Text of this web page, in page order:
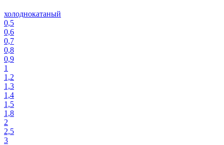
холоднокатаный
0,5
0,6
0,7
0,8
0,9
1
1,2
1,3
1,4
1,5
1,8
2
2,5
3